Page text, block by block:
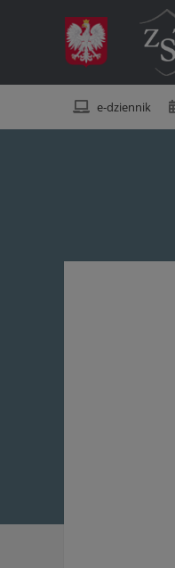
e-dziennik